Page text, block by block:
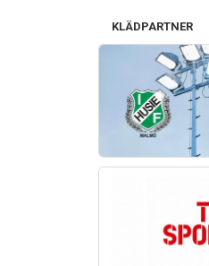
KLÄDPARTNER